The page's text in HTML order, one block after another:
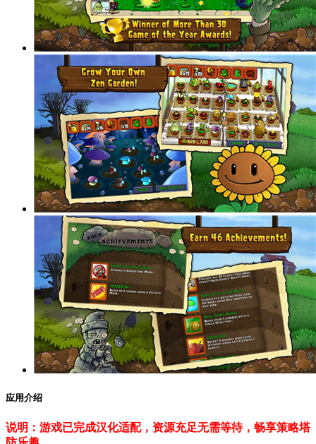
应用介绍
说明：游戏已完成汉化适配，资源充足无需等待，畅享策略塔